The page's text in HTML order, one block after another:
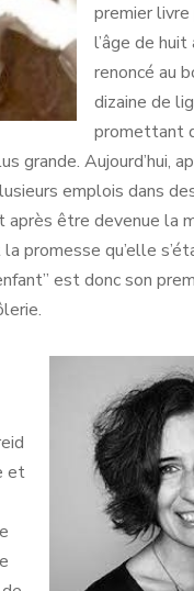
premier
l’âge de
renoncé au
dizaine de
promettant
grande. Aujourd’hui,
emplois dans
après être devenue la
promesse qu’elle
est donc son
et